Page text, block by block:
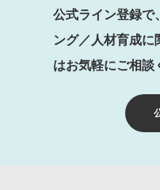
公式ライン登録で
ング／人材育成に
はお気軽にご相談